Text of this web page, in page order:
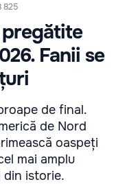
825
pregătite
Fanii se
de final.
de Nord
oaspeți
mai amplu
din istorie.